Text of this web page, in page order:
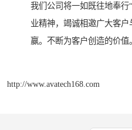
我们公司将一如既往地奉行
业精神，竭诚相邀广大客
赢。不断为客户创造的价值。
http://www.avatech168.com